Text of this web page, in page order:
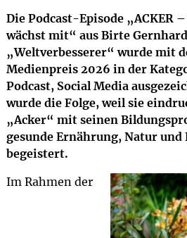
Die Podcast-Episode „ACKER
wächst mit“ aus Birte
„Weltverbesserer“ wurde mit
Medienpreis 2026 in der
Podcast, Social Media
wurde die Folge, weil sie
„Acker“ mit seinen
gesunde Ernährung, Natur
begeistert.
Im Rahmen der